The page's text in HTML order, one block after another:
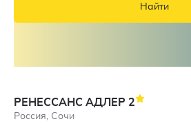
Найти
РЕНЕССАНС АДЛЕР 2
Россия, Сочи